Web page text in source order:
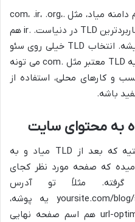
TLD همون پسوندیه که بعد از نام دامنه میاد، مثل .com، .ir، .org،
.net و … . .com عمومی ترین و پرکاربردترین TLD در دنیاست. .ir هم
برای سایت های ایرانی استفاده میشه. انتخاب TLD خیلی روی سئو
تاثیر مستقیمی نداره، اما انتخاب یه TLD معتبر مثل .com می تونه
و کارهای محلی، استفاده از
بخش مسیر (Path) همون قسمتیه که بعد از TLD میاد و به
که صفحه مورد نظر کجای
گرفته. مثلاً تو آدرس
yoursite.com/blog/seo-tips/url-optimization، blog یه پوشه،
seo-tips یه زیرپوشه و url-optimization هم اسم صفحه نهایی